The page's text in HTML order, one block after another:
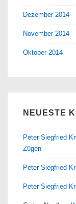
Dezember 2014
November 2014
Oktober 2014
NEUESTE
Peter Siegfried
Zügen
Peter Siegfried
Peter Siegfried